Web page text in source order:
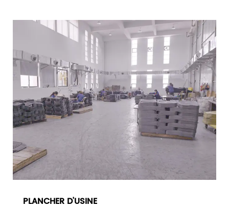
PLANCHER D'USINE